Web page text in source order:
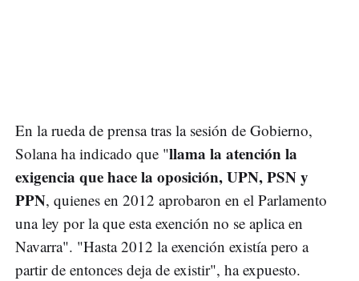
En la rueda de prensa tras la sesión de Gobierno,
Solana ha indicado que "llama la atención la
exigencia que hace la oposición, UPN, PSN y
PPN, quienes en 2012 aprobaron en el Parlamento
una ley por la que esta exención no se aplica en
Navarra". "Hasta 2012 la exención existía pero a
partir de entonces deja de existir", ha expuesto.